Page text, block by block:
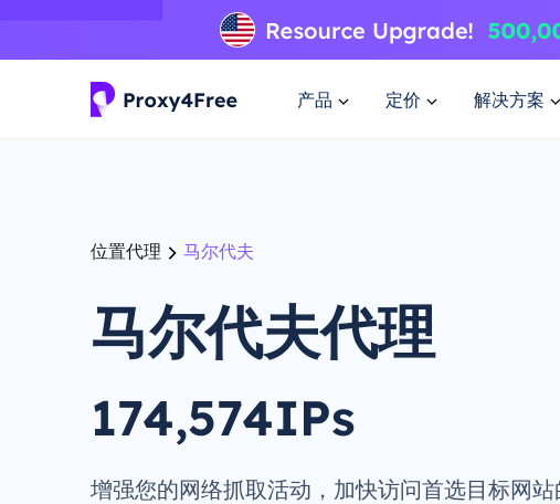
产品 定价 解决方案
位置代理 马尔代夫
马尔代夫代理
174,574IPs
增强您的网络抓取活动，加快访问首选目标网